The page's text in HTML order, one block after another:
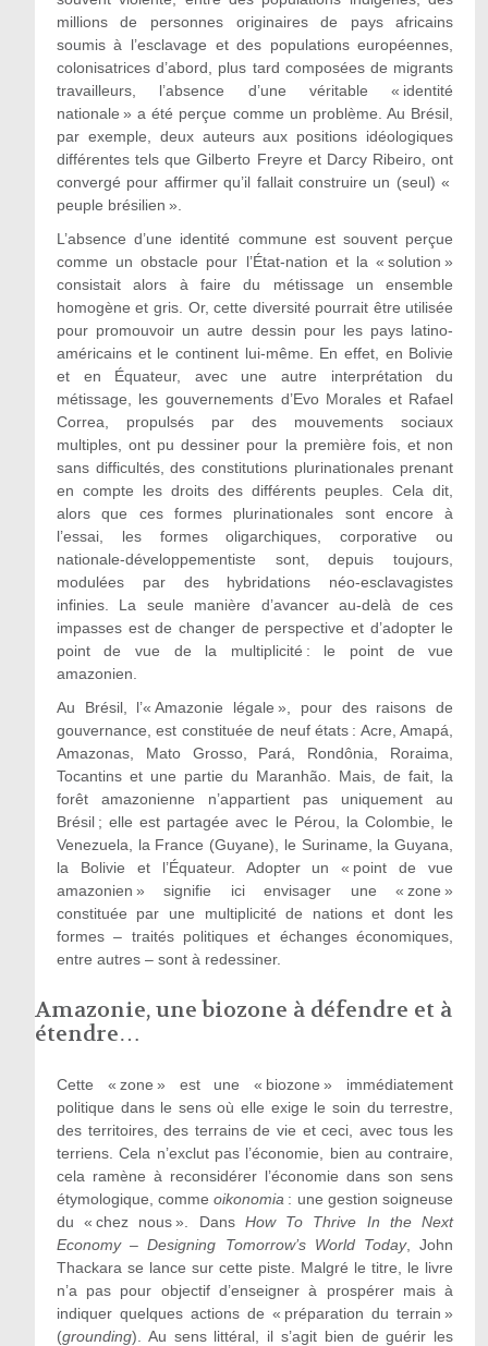
millions de personnes originaires de pays africains
soumis à l’esclavage et des populations européennes,
colonisatrices d’abord, plus tard composées de migrants
travailleurs, l’absence d’une véritable « identité
nationale » a été perçue comme un problème. Au Brésil,
par exemple, deux auteurs aux positions idéologiques
différentes tels que Gilberto Freyre et Darcy Ribeiro, ont
convergé pour affirmer qu’il fallait construire un (seul) «
peuple brésilien ».
L’absence d’une identité commune est souvent perçue
comme un obstacle pour l’État-nation et la « solution »
consistait alors à faire du métissage un ensemble
homogène et gris. Or, cette diversité pourrait être utilisée
pour promouvoir un autre dessin pour les pays latino-
américains et le continent lui-même. En effet, en Bolivie
et en Équateur, avec une autre interprétation du
métissage, les gouvernements d’Evo Morales et Rafael
Correa, propulsés par des mouvements sociaux
multiples, ont pu dessiner pour la première fois, et non
sans difficultés, des constitutions plurinationales prenant
en compte les droits des différents peuples. Cela dit,
alors que ces formes plurinationales sont encore à
l’essai, les formes oligarchiques, corporative ou
nationale-développementiste sont, depuis toujours,
modulées par des hybridations néo-esclavagistes
infinies. La seule manière d’avancer au-delà de ces
impasses est de changer de perspective et d’adopter le
point de vue de la multiplicité : le point de vue
amazonien.
Au Brésil, l’« Amazonie légale », pour des raisons de
gouvernance, est constituée de neuf états : Acre, Amapá,
Amazonas, Mato Grosso, Pará, Rondônia, Roraima,
Tocantins et une partie du Maranhão. Mais, de fait, la
forêt amazonienne n’appartient pas uniquement au
Brésil ; elle est partagée avec le Pérou, la Colombie, le
Venezuela, la France (Guyane), le Suriname, la Guyana,
la Bolivie et l’Équateur. Adopter un « point de vue
amazonien » signifie ici envisager une « zone »
constituée par une multiplicité de nations et dont les
formes – traités politiques et échanges économiques,
entre autres – sont à redessiner.
Amazonie, une biozone à défendre et à
étendre…
Cette « zone » est une « biozone » immédiatement
politique dans le sens où elle exige le soin du terrestre,
des territoires, des terrains de vie et ceci, avec tous les
terriens. Cela n’exclut pas l’économie, bien au contraire,
cela ramène à reconsidérer l’économie dans son sens
étymologique, commeoikonomia : une gestion soigneuse
du « chez nous ». Dans How To Thrive In the Next
Economy – Designing Tomorrow’s World Today, John
Thackara se lance sur cette piste. Malgré le titre, le livre
n’a pas pour objectif d’enseigner à prospérer mais à
indiquer quelques actions de « préparation du terrain »
(grounding). Au sens littéral, il s’agit bien de guérir les